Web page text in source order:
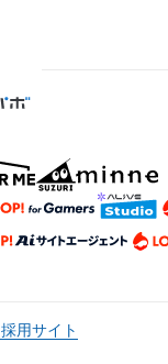
採用サイト